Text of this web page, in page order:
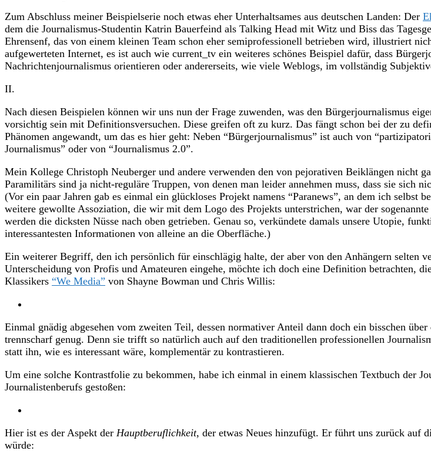
Zum Abschluss meiner Beispielserie noch etwas eher Unterhaltsames aus deutschen Landen: Der
dem die Journalismus-Studentin Katrin Bauerfeind als Talking Head mit Witz und Biss das
Ehrensenf, das von einem kleinen Team schon eher semiprofessionell betrieben wird, illustriert
aufgewerteten Internet, es ist auch wie current_tv ein weiteres schönes Beispiel dafür, dass
Nachrichtenjournalismus orientieren oder andererseits, wie viele Weblogs, im vollständig
II.
Nach diesen Beispielen können wir uns nun der Frage zuwenden, was den Bürgerjournalismus
vorsichtig sein mit Definitionsversuchen. Diese greifen oft zu kurz. Das fängt schon bei der zu
Phänomen angewandt, um das es hier geht: Neben “Bürgerjournalismus” ist auch von
Journalismus” oder von “Journalismus 2.0”.
Mein Kollege Christoph Neuberger und andere verwenden den von pejorativen Beiklängen nicht
Paramilitärs sind ja nicht-reguläre Truppen, von denen man leider annehmen muss, dass sie sich
(Vor ein paar Jahren gab es einmal ein glückloses Projekt namens “Paranews”, an dem ich
weitere gewollte Assoziation, die wir mit dem Logo des Projekts unterstrichen, war der
werden die dicksten Nüsse nach oben getrieben. Genau so, verkündete damals unsere Utopie,
interessantesten Informationen von alleine an die Oberfläche.)
Ein weiterer Begriff, den ich persönlich für einschlägig halte, der aber von den Anhängern selten
Unterscheidung von Profis und Amateuren eingehe, möchte ich doch eine Definition betrachten,
Klassikers “We Media” von Shayne Bowman und Chris Willis:
Einmal gnädig abgesehen vom zweiten Teil, dessen normativer Anteil dann doch ein bisschen
trennscharf genug. Denn sie trifft so natürlich auch auf den traditionellen professionellen
statt ihn, wie es interessant wäre, komplementär zu kontrastieren.
Um eine solche Kontrastfolie zu bekommen, habe ich einmal in einem klassischen Textbuch der
Journalistenberufs gestoßen:
Hier ist es der Aspekt der Hauptberuflichkeit, der etwas Neues hinzufügt. Er führt uns zurück auf
würde: